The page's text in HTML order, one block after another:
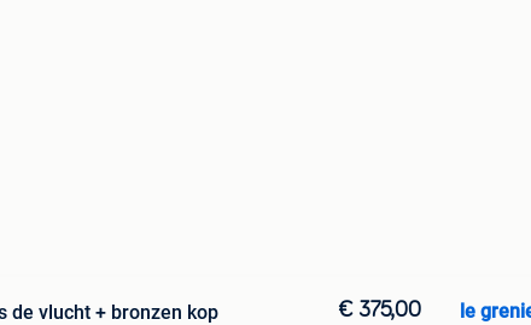
de vlucht + bronzen kop
€ 375,00 le